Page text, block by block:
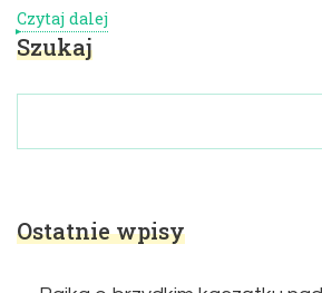
Czytaj dalej
Szukaj
Ostatnie wpisy